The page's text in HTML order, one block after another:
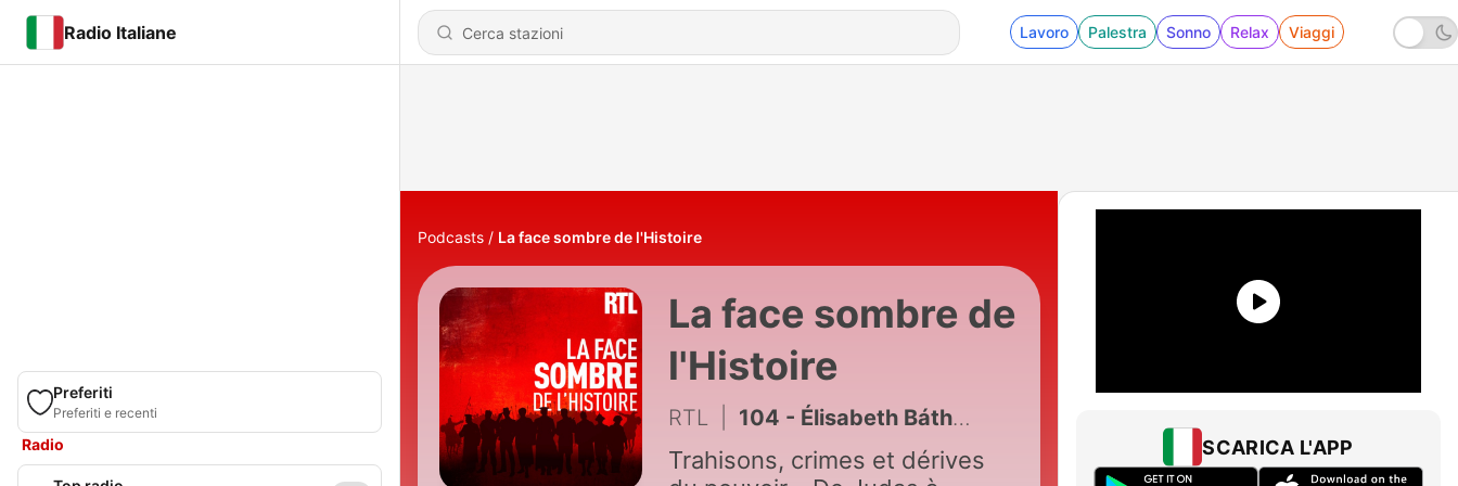
Radio Italiane Lavoro Palestra Sonno Relax Viaggi
Preferiti
Preferiti e recenti
Radio
Podcasts La face sombre de l'Histoire
La face sombre de
l'Histoire
RTL 104 - Élisabeth Báthory, la "comtesse sanglante" derrière la légende de Dracula
Trahisons, crimes et dérives
SCARICA L'APP